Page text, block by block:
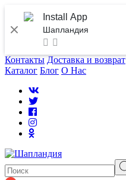
Install App
Шапландия
Контакты Доставка и возврат
Каталог Блог О Нас